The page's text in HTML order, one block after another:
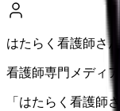
はたらく看護師さん
看護師専門メディア
「はたらく看護師